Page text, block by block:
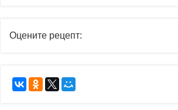
Оцените рецепт: